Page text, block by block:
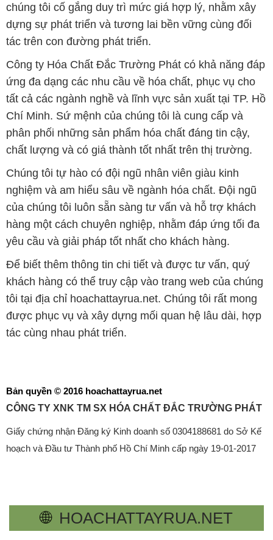
chúng tôi cố gắng duy trì mức giá hợp lý, nhằm xây
dựng sự phát triển và tương lai bền vững cùng đối
tác trên con đường phát triển.
Công ty Hóa Chất Đắc Trường Phát có khả năng đáp
ứng đa dạng các nhu cầu về hóa chất, phục vụ cho
tất cả các ngành nghề và lĩnh vực sản xuất tại TP. Hồ
Chí Minh. Sứ mệnh của chúng tôi là cung cấp và
phân phối những sản phẩm hóa chất đáng tin cậy,
chất lượng và có giá thành tốt nhất trên thị trường.
Chúng tôi tự hào có đội ngũ nhân viên giàu kinh
nghiệm và am hiểu sâu về ngành hóa chất. Đội ngũ
của chúng tôi luôn sẵn sàng tư vấn và hỗ trợ khách
hàng một cách chuyên nghiệp, nhằm đáp ứng tối đa
yêu cầu và giải pháp tốt nhất cho khách hàng.
Để biết thêm thông tin chi tiết và được tư vấn, quý
khách hàng có thể truy cập vào trang web của chúng
tôi tại địa chỉ hoachattayrua.net. Chúng tôi rất mong
được phục vụ và xây dựng mối quan hệ lâu dài, hợp
tác cùng nhau phát triển.
Bản quyền © 2016 hoachattayrua.net
CÔNG TY XNK TM SX HÓA CHẤT ĐẮC TRƯỜNG PHÁT
Giấy chứng nhận Đăng ký Kinh doanh số 0304188681 do Sở Kế
hoạch và Đầu tư Thành phố Hồ Chí Minh cấp ngày 19-01-2017
🌐 HOACHATTAYRUA.NET